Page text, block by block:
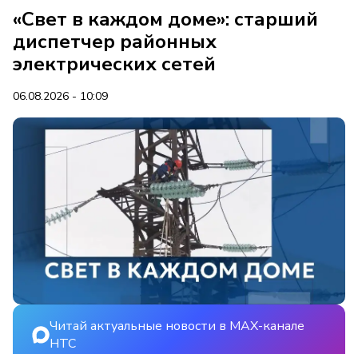
«Свет в каждом доме»: старший
диспетчер районных
электрических сетей
06.08.2026 - 10:09
Читай актуальные новости в MAX-канале
НТС